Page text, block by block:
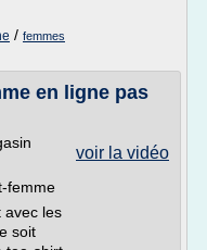
/ femmes
en ligne pas
voir la vidéo
femme
avec les
soit